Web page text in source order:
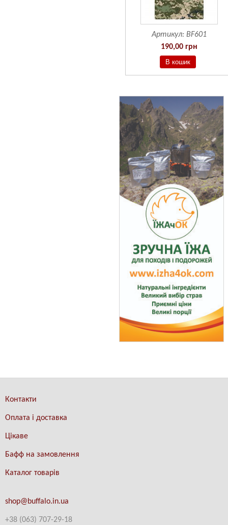
Артикул: BF601
190,00 грн
Контакти
Оплата і доставка
Цікаве
Бафф на замовлення
Каталог товарів
shop@buffalo.in.ua
+38 (063) 707-29-18